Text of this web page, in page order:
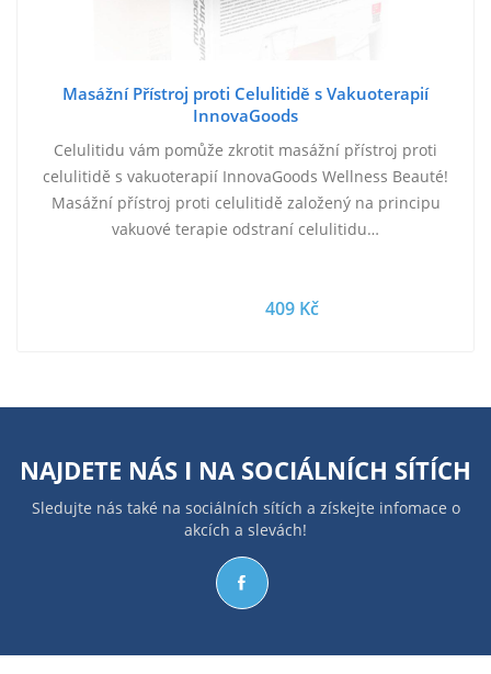
Masážní Přístroj proti Celulitidě s Vakuoterapií
InnovaGoods
Celulitidu vám pomůže zkrotit masážní přístroj proti
celulitidě s vakuoterapií InnovaGoods Wellness Beauté!
Masážní přístroj proti celulitidě založený na principu
vakuové terapie odstraní celulitidu…
409 Kč
NAJDETE NÁS I NA SOCIÁLNÍCH SÍTÍCH
Sledujte nás také na sociálních sítích a získejte infomace o
akcích a slevách!